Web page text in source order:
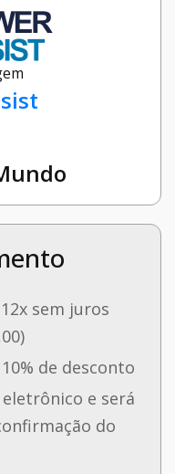
sem juros
de desconto
e será
do